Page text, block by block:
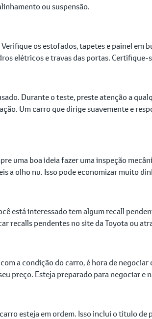
ou suspensão.
os estofados, tapetes e painel em
elétricos e travas das portas.
Durante o teste, preste atenção a
Um carro que dirige suavemente e
uma boa ideia fazer uma inspeção
a olho nu. Isso pode economizar muito
está interessado tem algum recall
recalls pendentes no site da Toyota ou
a condição do carro, é hora de
preço. Esteja preparado para negociar e
esteja em ordem. Isso inclui o título